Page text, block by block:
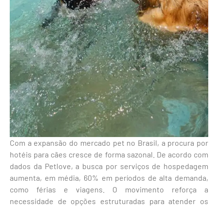
Com a expansão do mercado pet no Brasil, a procura por
hotéis para cães cresce de forma sazonal. De acordo com
dados da Petlove, a busca por serviços de hospedagem
aumenta, em média, 60% em períodos de alta demanda,
como férias e viagens. O movimento reforça a
necessidade de opções estruturadas para atender os